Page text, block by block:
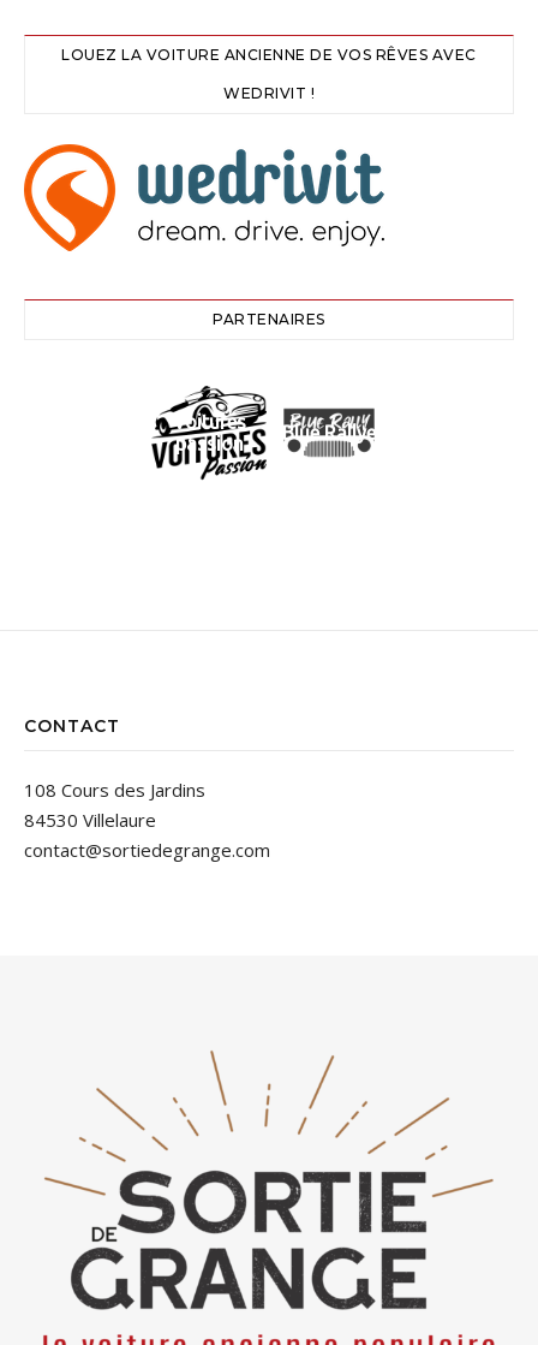
LOUEZ LA VOITURE ANCIENNE DE VOS RÊVES AVEC
WEDRIVIT !
PARTENAIRES
Voitures
passion
Blue Rallye
CONTACT
108 Cours des Jardins
84530 Villelaure
contact@sortiedegrange.com